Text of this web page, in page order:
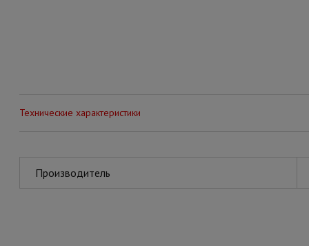
Технические характеристики
Производитель